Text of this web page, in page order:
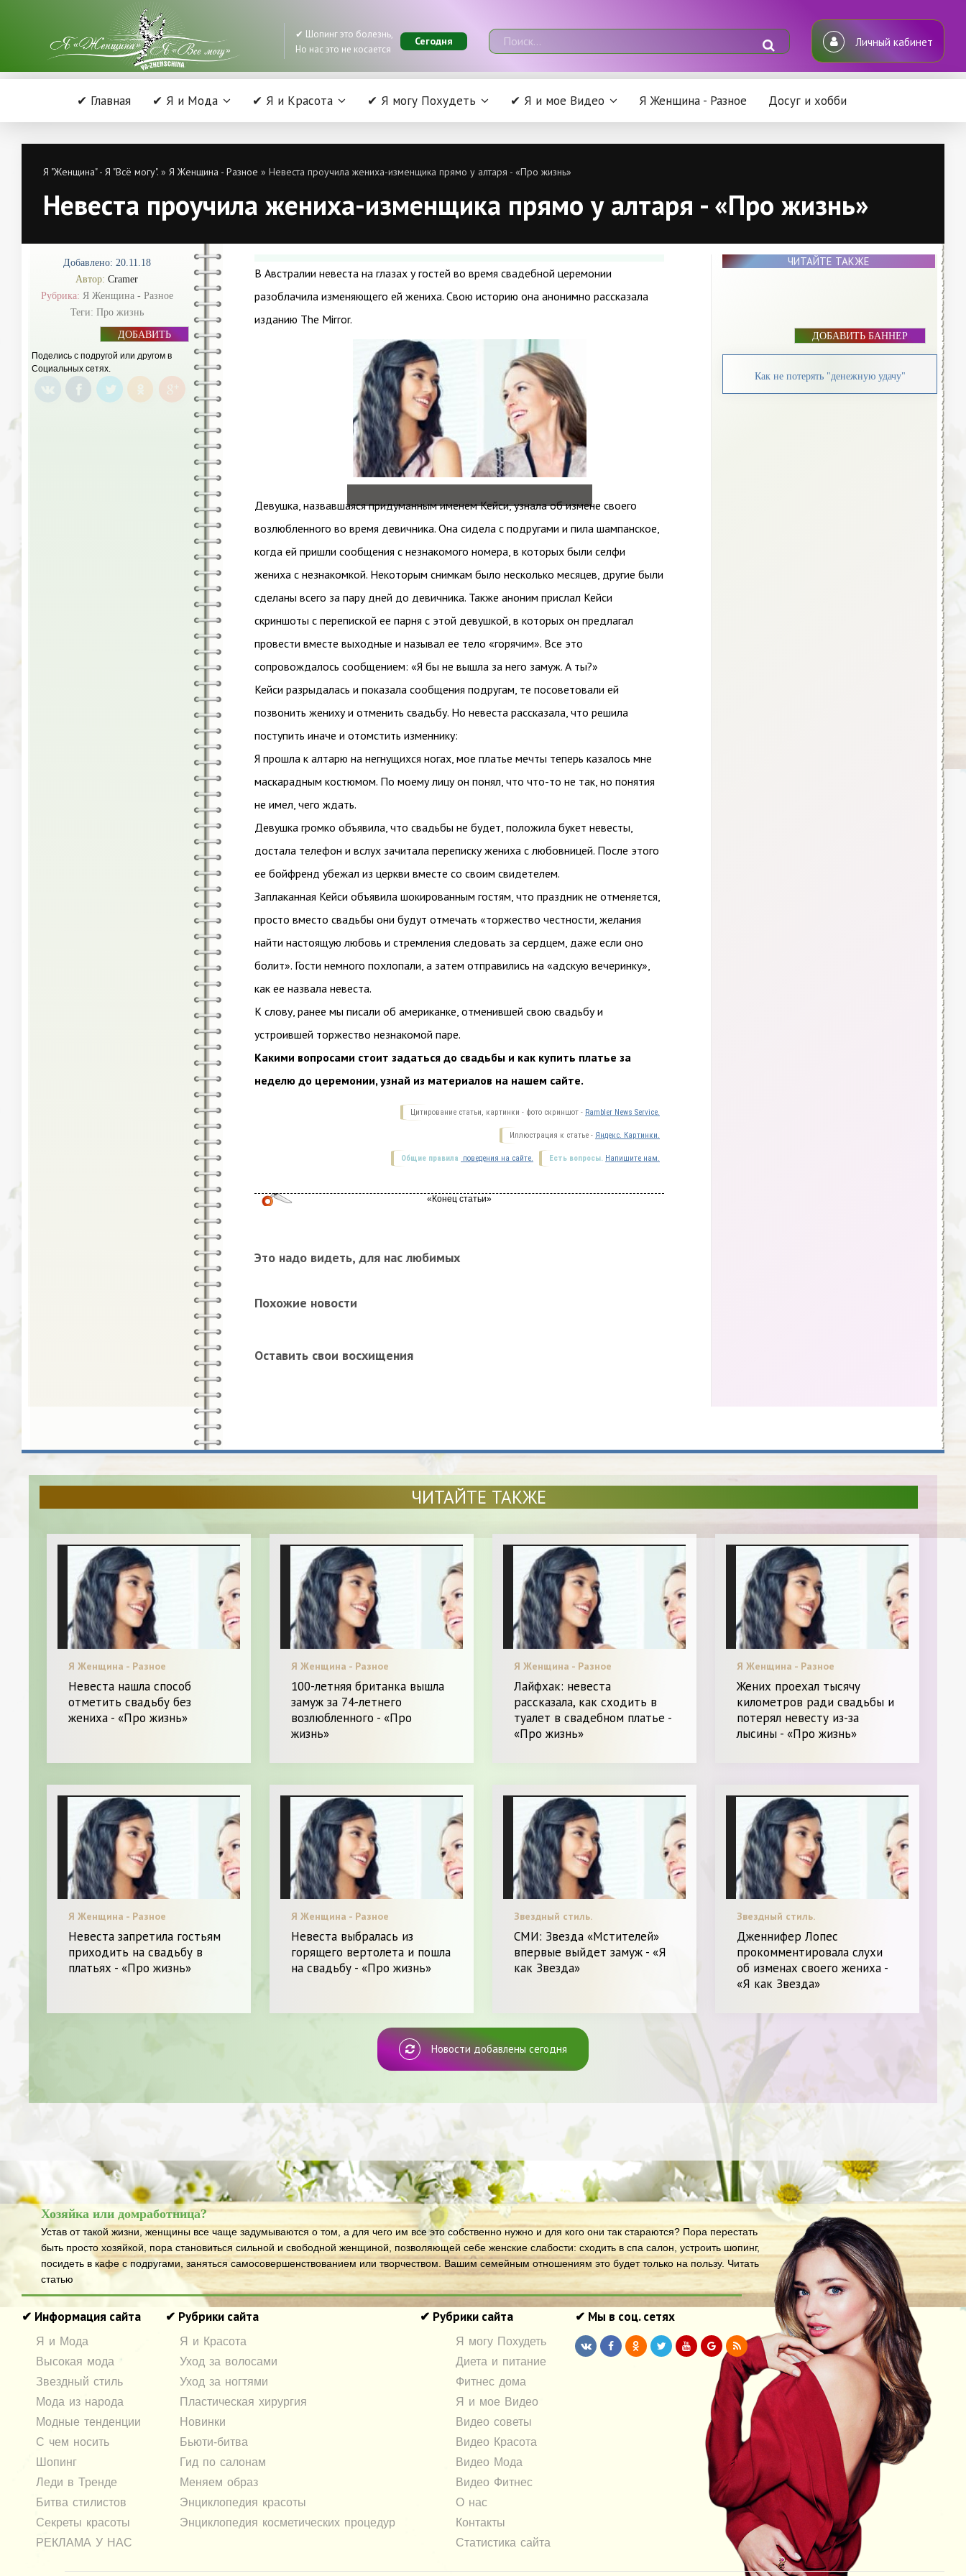
✔ Шопинг это болезнь,
Но нас это не косается
Сегодня Личный кабинет
✔ Главная ✔ Я и Мода ✔ Я и Красота ✔ Я могу Похудеть ✔ Я и мое Видео Я Женщина - Разное Досуг и хобби
Я "Женщина" - Я "Всё могу". » Я Женщина - Разное » Невеста проучила жениха-изменщика прямо у алтаря - «Про жизнь»
Невеста проучила жениха-изменщика прямо у алтаря - «Про жизнь»
Добавлено: 20.11.18
Автор: Cramer
Рубрика: Я Женщина - Разное
Теги: Про жизнь
ДОБАВИТЬ
Поделись с подругой или другом в
Социальных сетях.
В Австралии невеста на глазах у гостей во время свадебной церемонии
разоблачила изменяющего ей жениха. Свою историю она анонимно рассказала
изданию The Mirror.
Девушка, назвавшаяся придуманным именем Кейси, узнала об измене своего
возлюбленного во время девичника. Она сидела с подругами и пила шампанское,
когда ей пришли сообщения с незнакомого номера, в которых были селфи
жениха с незнакомкой. Некоторым снимкам было несколько месяцев, другие были
сделаны всего за пару дней до девичника. Также аноним прислал Кейси
скриншоты с перепиской ее парня с этой девушкой, в которых он предлагал
провести вместе выходные и называл ее тело «горячим». Все это
сопровождалось сообщением: «Я бы не вышла за него замуж. А ты?»
Кейси разрыдалась и показала сообщения подругам, те посоветовали ей
позвонить жениху и отменить свадьбу. Но невеста рассказала, что решила
поступить иначе и отомстить изменнику:
Я прошла к алтарю на негнущихся ногах, мое платье мечты теперь казалось мне
маскарадным костюмом. По моему лицу он понял, что что-то не так, но понятия
не имел, чего ждать.
Девушка громко объявила, что свадьбы не будет, положила букет невесты,
достала телефон и вслух зачитала переписку жениха с любовницей. После этого
ее бойфренд убежал из церкви вместе со своим свидетелем.
Заплаканная Кейси объявила шокированным гостям, что праздник не отменяется,
просто вместо свадьбы они будут отмечать «торжество честности, желания
найти настоящую любовь и стремления следовать за сердцем, даже если оно
болит». Гости немного похлопали, а затем отправились на «адскую вечеринку»,
как ее назвала невеста.
К слову, ранее мы писали об американке, отменившей свою свадьбу и
устроившей торжество незнакомой паре.
Какими вопросами стоит задаться до свадьбы и как купить платье за
неделю до церемонии, узнай из материалов на нашем сайте.
Цитирование статьи, картинки - фото скриншот - Rambler News Service.
Иллюстрация к статье - Яндекс. Картинки.
Есть вопросы. Напишите нам.
Общие правила поведения на сайте.
Это надо видеть, для нас любимых
Похожие новости
Оставить свои восхищения
ЧИТАЙТЕ ТАКЖЕ
ДОБАВИТЬ БАННЕР
Как не потерять "денежную удачу"
ЧИТАЙТЕ ТАКЖЕ
Я Женщина - Разное
Невеста нашла способ
отметить свадьбу без
жениха - «Про жизнь»
Я Женщина - Разное
100-летняя британка вышла
замуж за 74-летнего
возлюбленного - «Про
жизнь»
Я Женщина - Разное
Лайфхак: невеста
рассказала, как сходить в
туалет в свадебном платье -
«Про жизнь»
Я Женщина - Разное
Жених проехал тысячу
километров ради свадьбы и
потерял невесту из-за
лысины - «Про жизнь»
Я Женщина - Разное
Невеста запретила гостьям
приходить на свадьбу в
платьях - «Про жизнь»
Я Женщина - Разное
Невеста выбралась из
горящего вертолета и пошла
на свадьбу - «Про жизнь»
Звездный стиль.
СМИ: Звезда «Мстителей»
впервые выйдет замуж - «Я
как Звезда»
Звездный стиль.
Дженнифер Лопес
прокомментировала слухи
об изменах своего жениха -
«Я как Звезда»
Новости добавлены сегодня
Хозяйка или домработница?
Устав от такой жизни, женщины все чаще задумываются о том, а для чего им все это собственно нужно и для кого они так стараются? Пора перестать
быть просто хозяйкой, пора становиться сильной и свободной женщиной, позволяющей себе женские слабости: сходить в спа салон, устроить шопинг,
посидеть в кафе с подругами, заняться самосовершенствованием или творчеством. Вашим семейным отношениям это будет только на пользу. Читать
статью
✔ Информация сайта
Я и Мода
Высокая мода
Звездный стиль
Мода из народа
Модные тенденции
С чем носить
Шопинг
Леди в Тренде
Битва стилистов
Секреты красоты
РЕКЛАМА У НАС
✔ Рубрики сайта
Я и Красота
Уход за волосами
Уход за ногтями
Пластическая хирургия
Новинки
Бьюти-битва
Гид по салонам
Меняем образ
Энциклопедия красоты
Энциклопедия косметических процедур
✔ Рубрики сайта
Я могу Похудеть
Диета и питание
Фитнес дома
Я и мое Видео
Видео советы
Видео Красота
Видео Мода
Видео Фитнес
О нас
Контакты
Статистика сайта
✔ Мы в соц. сетях